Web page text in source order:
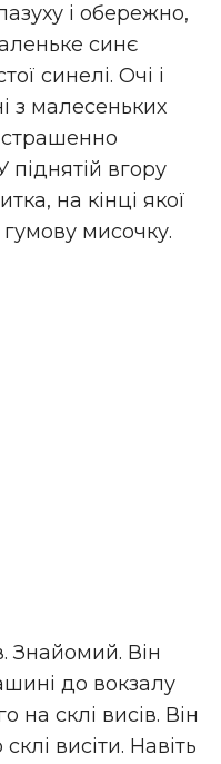
і обережно,
синє
синелі. Очі і
з малесеньких
вгору
на кінці якої
гумову мисочку.
Він
до вокзалу
на склі висів. Він
висіти. Навіть